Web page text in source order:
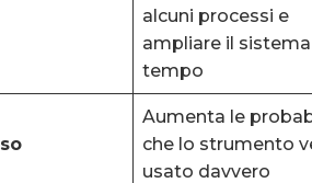
alcuni processi e
ampliare il
tempo
Aumenta le
che lo strumento
usato davvero